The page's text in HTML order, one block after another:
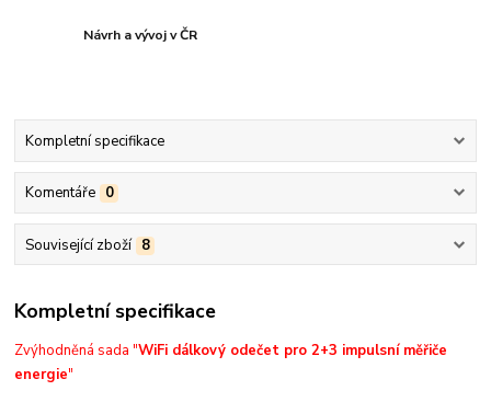
Návrh a vývoj v ČR
Kompletní specifikace
Komentáře 0
Související zboží 8
Kompletní specifikace
Zvýhodněná sada "WiFi dálkový odečet pro 2+3 impulsní měřiče
energie"